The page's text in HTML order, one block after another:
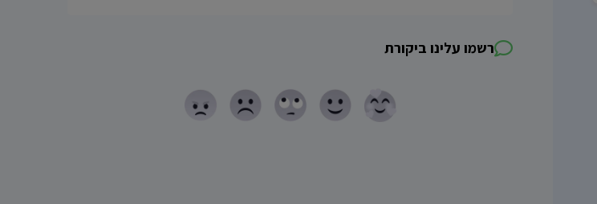
רשמו עלינו ביקורת